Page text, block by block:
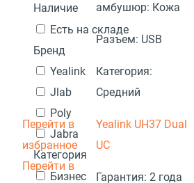
Наличие
Есть на складе
Бренд
Yealink
Jlab
Poly
Jabra
Категория
Бизнес
амбушюр: Кожа
Разъем: USB
Категория:
Средний
Перейти в
избранное
Перейти в
Yealink UH37 Dual
UC
Гарантия: 2 года